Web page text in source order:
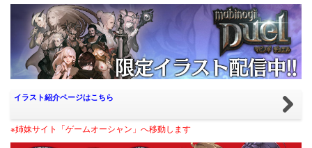
イラスト紹介ページはこちら
※姉妹サイト「ゲームオーシャン」へ移動します